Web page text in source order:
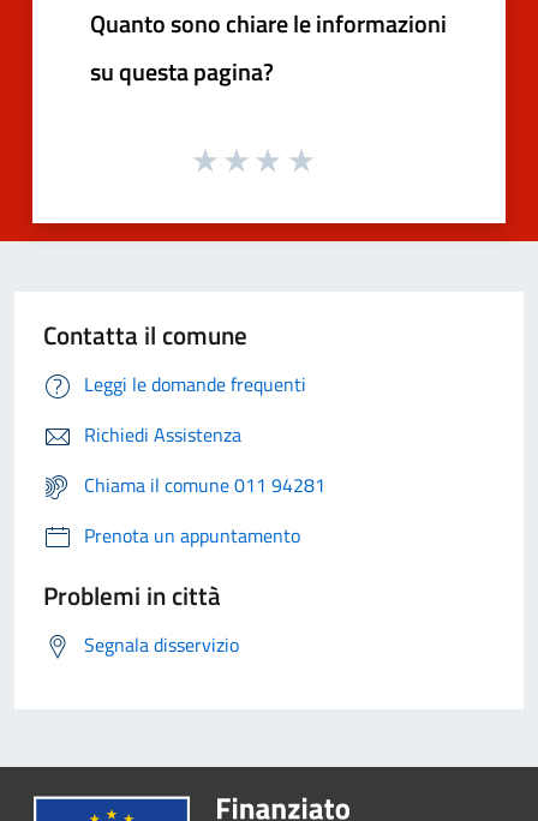
Quanto sono chiare le informazioni
su questa pagina?
Contatta il comune
Leggi le domande frequenti
Richiedi Assistenza
Chiama il comune 011 94281
Prenota un appuntamento
Problemi in città
Segnala disservizio